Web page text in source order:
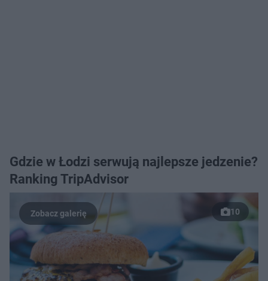
Gdzie w Łodzi serwują najlepsze jedzenie?
Ranking TripAdvisor
10